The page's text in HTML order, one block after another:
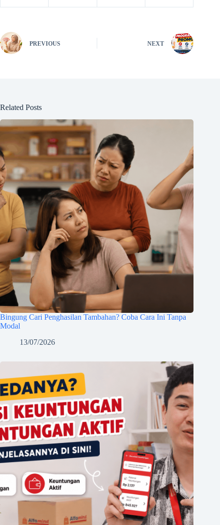
PREVIOUS NEXT
Related Posts
Bingung Cari Penghasilan Tambahan? Coba Cara Ini Tanpa
Modal
13/07/2026